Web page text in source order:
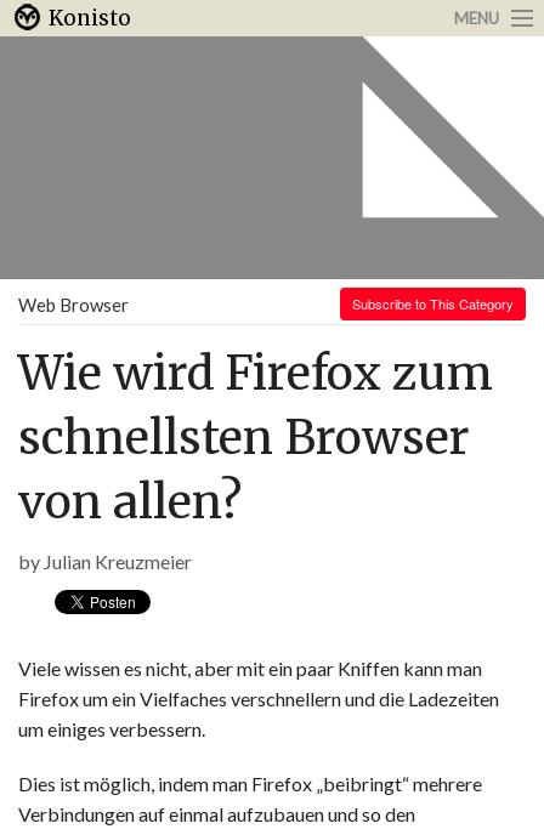
Konisto MENU
Web Browser Subscribe to This Category
Wie wird Firefox zum
schnellsten Browser
von allen?
by Julian Kreuzmeier
Viele wissen es nicht, aber mit ein paar Kniffen kann man
Firefox um ein Vielfaches verschnellern und die Ladezeiten
um einiges verbessern.
Dies ist möglich, indem man Firefox „beibringt“ mehrere
Verbindungen auf einmal aufzubauen und so den